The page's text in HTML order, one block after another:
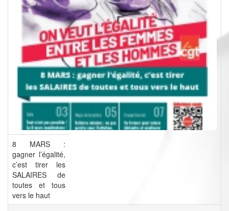
8 MARS :
gagner l’égalité,
c’est tirer les
SALAIRES de
toutes et tous
vers le haut